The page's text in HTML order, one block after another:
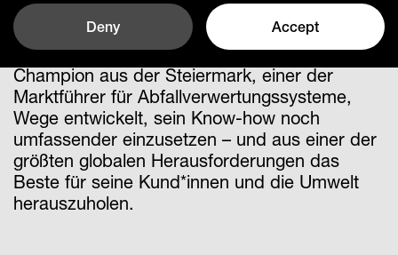
Komptech verwandelt das Problem mit
dem Müll in ein Maximum an Möglichkeiten.
Zusammen mit moodley hat der Hidden
Champion aus der Steiermark, einer der
Marktführer für Abfallverwertungssysteme,
Wege entwickelt, sein Know-how noch
umfassender einzusetzen – und aus einer der
größten globalen Herausforderungen das
Beste für seine Kund*innen und die Umwelt
herauszuholen.
Deny Accept